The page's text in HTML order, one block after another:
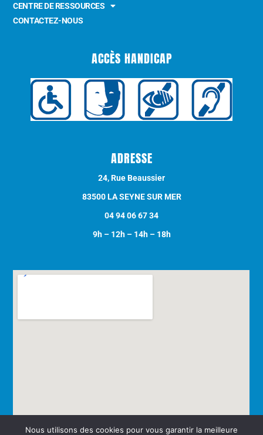
CENTRE DE RESSOURCES
CONTACTEZ-NOUS
ACCÈS HANDICAP
ADRESSE
24, Rue Beaussier
83500 LA SEYNE SUR MER
04 94 06 67 34
9h – 12h – 14h – 18h
Nous utilisons des cookies pour vous garantir la meilleure